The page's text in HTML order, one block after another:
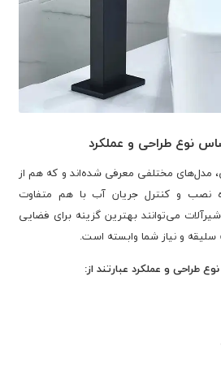
نوع طراحی و عملکرد
مدل‌های مختلفی معرفی شده‌اند و که هم از
نصب و کنترل جریان آب با هم متفاوت
می‌توانند بهترین گزینه برای فضایی
و نیاز شما وابسته است.
طراحی و عملکرد عبارتند از: